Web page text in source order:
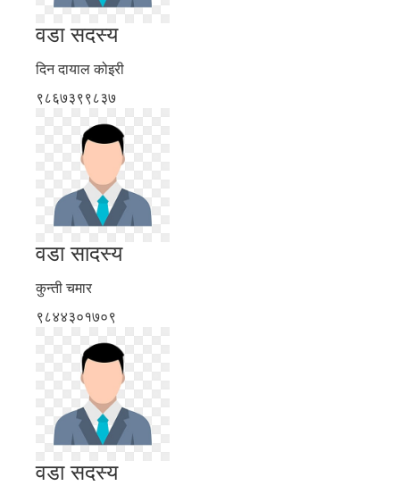
वडा सदस्य
दिन दायाल कोइरी
९८६७३९९८३७
वडा सादस्य
कुन्ती चमार
९८४४३०१७०९
वडा सदस्य